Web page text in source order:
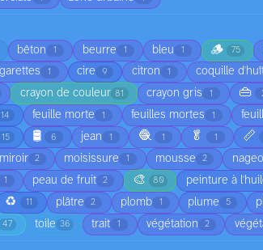
bêton 1 beurre 1 bleu 1 🪵 75
1 cire 9 citron 1 coquille
crayon de couleur 81 crayon gris 1 👜
14 feuille morte 1 feuilles mortes 1
15 🛢️ 6 jean 1 🧶 1 🥬 1 📏
miroir 2 moisissure 1 mousse 2
1 peau de fruit 2 🎨 80 peinture à
♻️ 11 plâtre 2 plomb 1 plume 5
47 toile 36 trait 1 végétation 2